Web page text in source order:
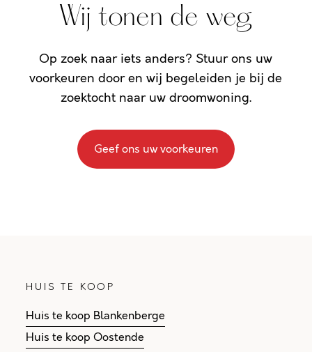
Wij tonen de weg
Op zoek naar iets anders? Stuur ons uw
voorkeuren door en wij begeleiden je bij de
zoektocht naar uw droomwoning.
Geef ons uw voorkeuren
HUIS TE KOOP
Huis te koop Blankenberge
Huis te koop Oostende